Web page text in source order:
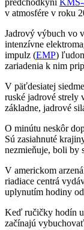
predchodkyni
v atmosfére v roku
Jadrový výbuch vo
intenzívne
impulz (EMP)
zariadenia k nim
V päťdesiatej
ruské jadrové strely
základne, jadrové
O minútu neskôr
Sú zasiahnuté
nezmieňuje, boli by
V americkom
riadiace centrá
uplynutím hodiny
Keď ručičky hodín
začínajú